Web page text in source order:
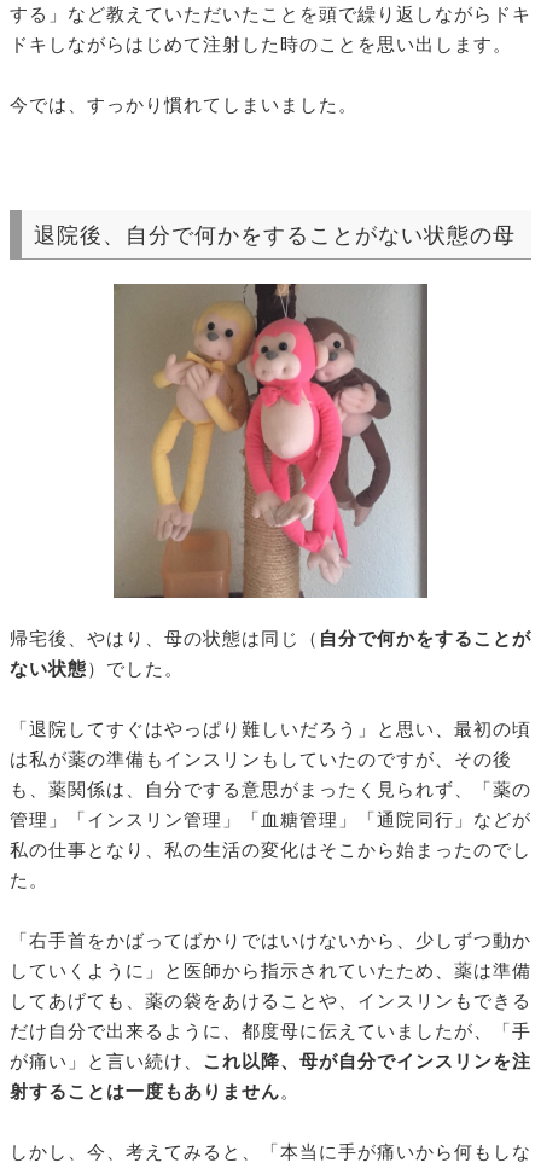
する」など教えていただいたことを頭で繰り返しながらドキ
ドキしながらはじめて注射した時のことを思い出します。
今では、すっかり慣れてしまいました。
退院後、自分で何かをすることがない状態の母
帰宅後、やはり、母の状態は同じ（ 自分で何かをすることが
ない状態）でした。
「退院してすぐはやっぱり難しいだろう」と思い、最初の頃
は私が薬の準備もインスリンもしていたのですが、その後
も、薬関係は、自分でする意思がまったく見られず、「薬の
管理」「インスリン管理」「血糖管理」「通院同行」などが
私の仕事となり、私の生活の変化はそこから始まったのでし
た。
「右手首をかばってばかりではいけないから、少しずつ動か
していくように」と医師から指示されていたため、薬は準備
してあげても、薬の袋をあけることや、インスリンもできる
だけ自分で出来るように、都度母に伝えていましたが、「手
が痛い」と言い続け、 これ以降、母が自分でインスリンを注
射することは一度もありません。
しかし、今、考えてみると、「本当に手が痛いから何もしな